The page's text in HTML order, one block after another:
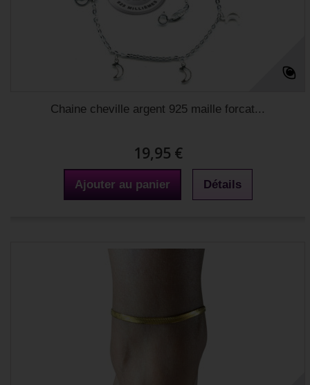
Chaine cheville argent 925 maille forcat...
19,95 €
Ajouter au panier Détails